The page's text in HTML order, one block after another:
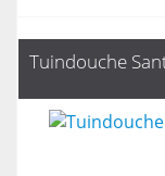
Tuindouche